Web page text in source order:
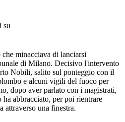
su
minacciava di lanciarsi
di Milano. Decisivo l'intervento
Nobili, salito sul ponteggio con il
e alcuni vigili del fuoco per
dopo aver parlato con i magistrati,
abbracciato, per poi rientrare
attraverso una finestra.